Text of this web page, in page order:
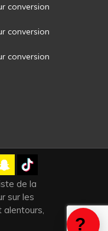
conversion
conversion
conversion
de la
sur les